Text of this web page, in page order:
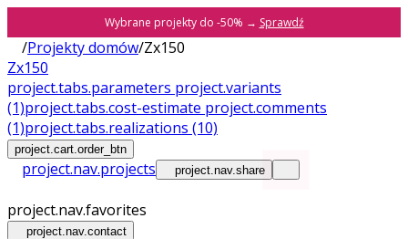
Wybrane projekty do -50% → Sprawdź
/Projekty domów/Zx150
Zx150
project.tabs.parameters project.variants
(1)project.tabs.cost-estimate project.comments
(1)project.tabs.realizations (10)
project.cart.order_btn
project.nav.projects project.nav.share
project.nav.favorites
project.nav.contact